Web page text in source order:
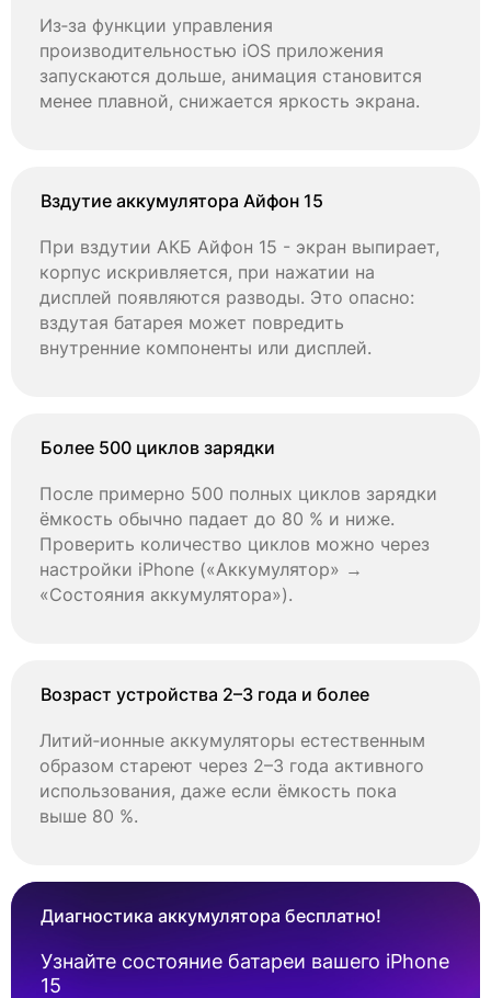
Из‑за функции управления
производительностью iOS приложения
запускаются дольше, анимация становится
менее плавной, снижается яркость экрана.
Вздутие аккумулятора Айфон 15
При вздутии АКБ Айфон 15 - экран выпирает,
корпус искривляется, при нажатии на
дисплей появляются разводы. Это опасно:
вздутая батарея может повредить
внутренние компоненты или дисплей.
Более 500 циклов зарядки
После примерно 500 полных циклов зарядки
ёмкость обычно падает до 80 % и ниже.
Проверить количество циклов можно через
настройки iPhone («Аккумулятор» →
«Состояния аккумулятора»).
Возраст устройства 2–3 года и более
Литий‑ионные аккумуляторы естественным
образом стареют через 2–3 года активного
использования, даже если ёмкость пока
выше 80 %.
Диагностика аккумулятора бесплатно!
Узнайте состояние батареи вашего iPhone
15